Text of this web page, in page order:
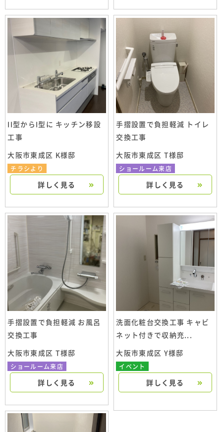
II型からI型に キッチン移設
工事
大阪市東成区 K様邸
チラシより
詳しく見る
手摺設置で負担軽減 トイレ
交換工事
大阪市東成区 T様邸
ショールーム来店
詳しく見る
手摺設置で負担軽減 お風呂
交換工事
大阪市東成区 T様邸
ショールーム来店
詳しく見る
洗面化粧台交換工事 キャビ
ネット付きで収納充...
大阪市東成区 Y様邸
イベント
詳しく見る